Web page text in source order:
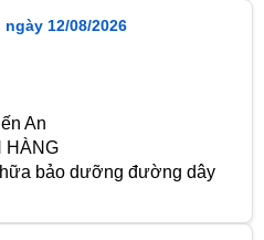
12/08/2026
An
HÀNG
bảo dưỡng đường dây